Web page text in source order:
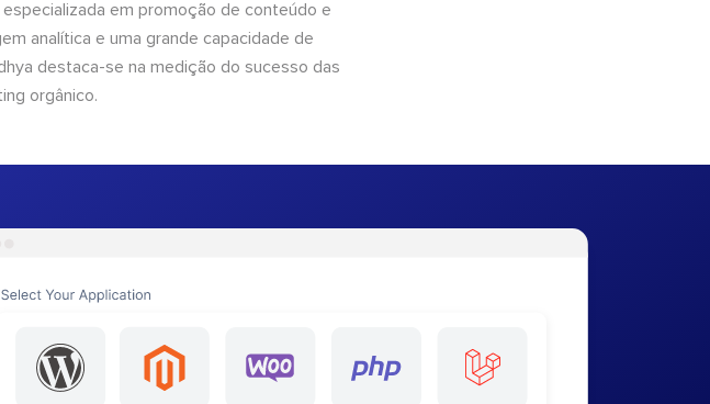
em promoção de conteúdo e
analítica e uma grande capacidade de
destaca-se na medição do sucesso das
orgânico.